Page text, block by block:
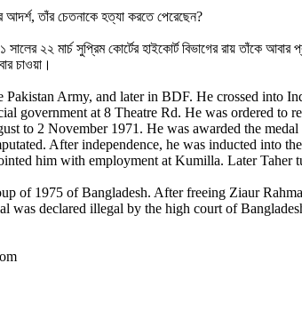
তাঁর চেতনাকে হত্যা করতে পেরেছেন?
২২ মার্চ সুপ্রিম কোর্টের হাইকোর্ট বিভাগের রায় তাঁকে
চাওয়া।
Army, and later in BDF. He crossed into
government at 8 Theatre Rd. He was ordered
to 2 November 1971. He was awarded the
After independence, he was inducted into
him with employment at Kumilla. Later
of 1975 of Bangladesh. After freeing Ziaur
was declared illegal by the high court of